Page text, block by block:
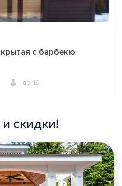
с барбекю
до 16
скидки!